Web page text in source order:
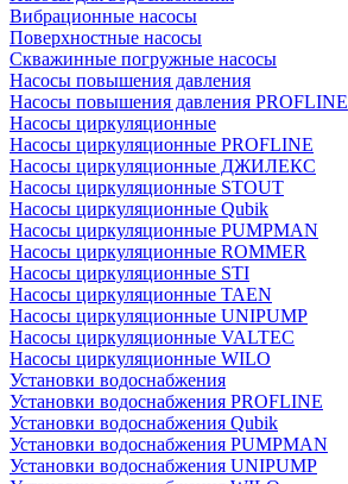
Вибрационные насосы
Поверхностные насосы
Скважинные погружные насосы
Насосы повышения давления
Насосы повышения давления PROFLINE
Насосы циркуляционные
Насосы циркуляционные PROFLINE
Насосы циркуляционные ДЖИЛЕКС
Насосы циркуляционные STOUT
Насосы циркуляционные Qubik
Насосы циркуляционные PUMPMAN
Насосы циркуляционные ROMMER
Насосы циркуляционные STI
Насосы циркуляционные TAEN
Насосы циркуляционные UNIPUMP
Насосы циркуляционные VALTEC
Насосы циркуляционные WILO
Установки водоснабжения
Установки водоснабжения PROFLINE
Установки водоснабжения Qubik
Установки водоснабжения PUMPMAN
Установки водоснабжения UNIPUMP